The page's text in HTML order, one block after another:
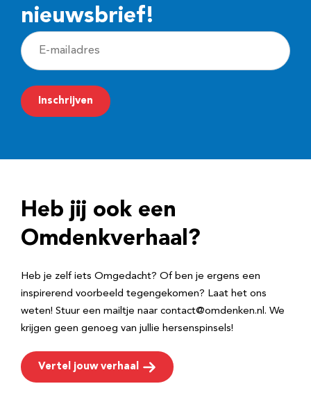
nieuwsbrief!
E
-
m
a
r
e
Inschrijven
Heb jij ook een
Omdenkverhaal?
Heb je zelf iets Omgedacht? Of ben je ergens een
inspirerend voorbeeld tegengekomen? Laat het ons
weten! Stuur een mailtje naar contact@omdenken.nl. We
krijgen geen genoeg van jullie hersenspinsels!
Vertel jouw verhaal